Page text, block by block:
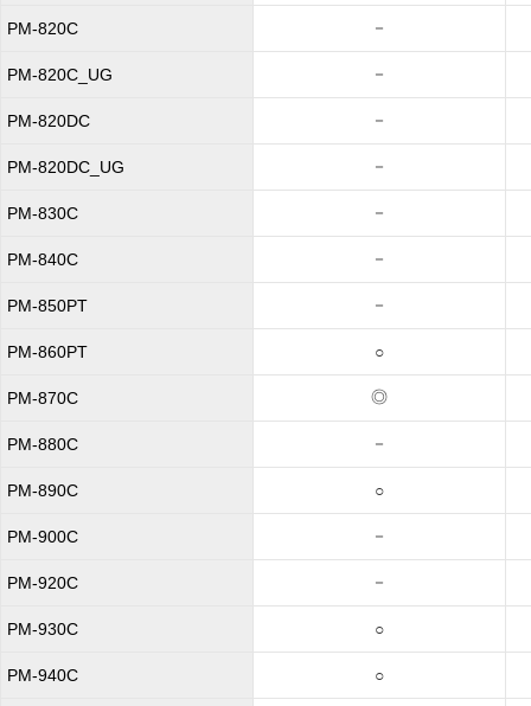
PM-820C －
PM-820C_UG －
PM-820DC －
PM-820DC_UG －
PM-830C －
PM-840C －
PM-850PT －
PM-860PT ○
PM-870C ◎
PM-880C －
PM-890C ○
PM-900C －
PM-920C －
PM-930C ○
PM-940C ○